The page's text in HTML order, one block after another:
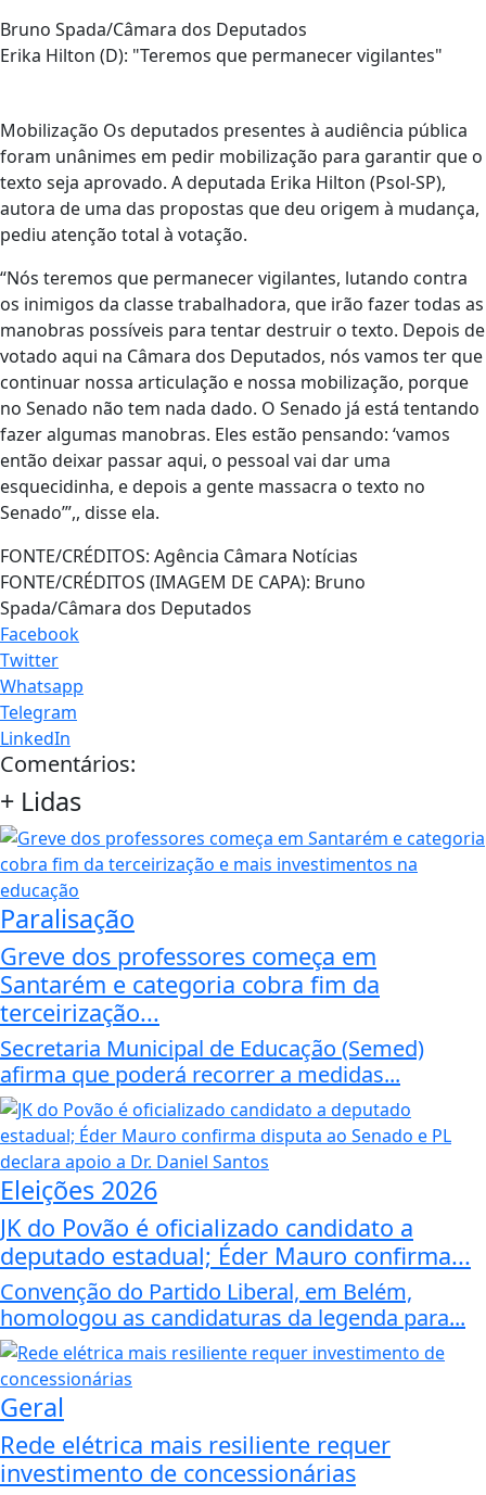
Bruno Spada/Câmara dos Deputados
Erika Hilton (D): "Teremos que permanecer vigilantes"
Mobilização Os deputados presentes à audiência pública
foram unânimes em pedir mobilização para garantir que o
texto seja aprovado. A deputada Erika Hilton (Psol-SP),
autora de uma das propostas que deu origem à mudança,
pediu atenção total à votação.
“Nós teremos que permanecer vigilantes, lutando contra
os inimigos da classe trabalhadora, que irão fazer todas as
manobras possíveis para tentar destruir o texto. Depois de
votado aqui na Câmara dos Deputados, nós vamos ter que
continuar nossa articulação e nossa mobilização, porque
no Senado não tem nada dado. O Senado já está tentando
fazer algumas manobras. Eles estão pensando: ‘vamos
então deixar passar aqui, o pessoal vai dar uma
esquecidinha, e depois a gente massacra o texto no
Senado’”,, disse ela.
FONTE/CRÉDITOS: Agência Câmara Notícias
FONTE/CRÉDITOS (IMAGEM DE CAPA): Bruno
Spada/Câmara dos Deputados
Facebook
Twitter
Whatsapp
Telegram
LinkedIn
Comentários:
+ Lidas
Paralisação
Greve dos professores começa em
Santarém e categoria cobra fim da
terceirização...
Secretaria Municipal de Educação (Semed)
afirma que poderá recorrer a medidas...
Eleições 2026
JK do Povão é oficializado candidato a
deputado estadual; Éder Mauro confirma...
Convenção do Partido Liberal, em Belém,
homologou as candidaturas da legenda para...
Geral
Rede elétrica mais resiliente requer
investimento de concessionárias